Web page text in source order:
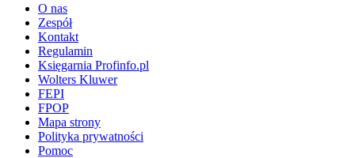
O nas
Zespół
Kontakt
Regulamin
Księgarnia Profinfo.pl
Wolters Kluwer
FEPI
FPOP
Mapa strony
Polityka prywatności
Pomoc